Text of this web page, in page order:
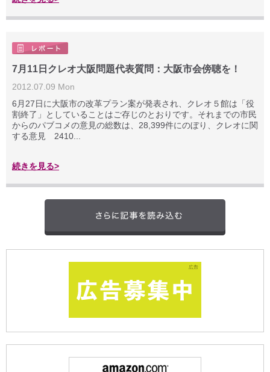
7月11日クレオ大阪問題代表質問：大阪市会傍聴を！
2012.07.09 Mon
6月27日に大阪市の改革プラン案が発表され、クレオ５館は「役
割終了」としていることはご存じのとおりです。それまでの市民
からのパブコメの意見の総数は、28,399件にのぼり、クレオに関
する意見 2410...
続きを見る>